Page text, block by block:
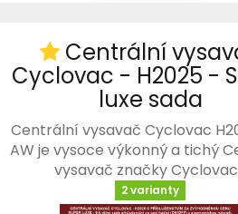
Centrální
Cyclovac - H2025 -
luxe sada
Centrální vysavač Cyclovac
AW je vysoce výkonný a tichý
vysavač značky
2 varianty